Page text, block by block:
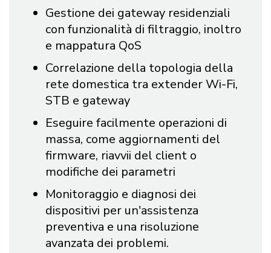
Gestione dei gateway residenziali
con funzionalità di filtraggio, inoltro
e mappatura QoS
Correlazione della topologia della
rete domestica tra extender Wi-Fi,
STB e gateway
Eseguire facilmente operazioni di
massa, come aggiornamenti del
firmware, riavvii del client o
modifiche dei parametri
Monitoraggio e diagnosi dei
dispositivi per un'assistenza
preventiva e una risoluzione
avanzata dei problemi.